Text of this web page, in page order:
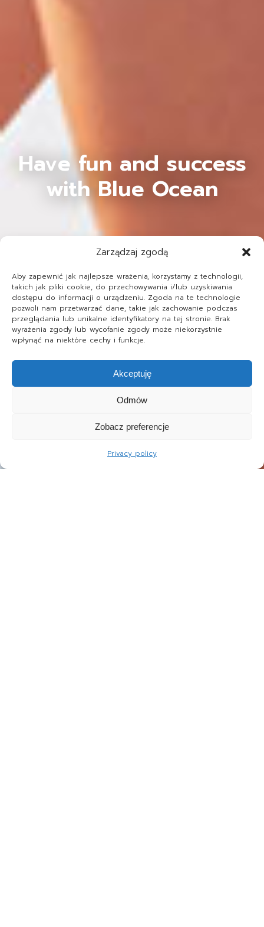
Zarządzaj zgodą
Aby zapewnić jak najlepsze wrażenia, korzystamy z technologii,
takich jak pliki cookie, do przechowywania i/lub uzyskiwania
dostępu do informacji o urządzeniu. Zgoda na te technologie
pozwoli nam przetwarzać dane, takie jak zachowanie podczas
przeglądania lub unikalne identyfikatory na tej stronie. Brak
wyrażenia zgody lub wycofanie zgody może niekorzystnie
wpłynąć na niektóre cechy i funkcje.
Akceptuję
Odmów
Zobacz preferencje
Privacy policy
Have fun and success
with Blue Ocean